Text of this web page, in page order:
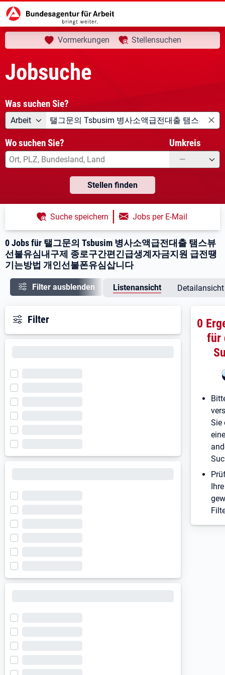
Startseite Jobsuche aktuelle Seite:
Ihre Suche
Vormerkungen Stellensuchen
Jobsuche
Was suchen Sie?
Angebotsart
Arbeit Was suchen Sie?
Wo suchen Sie? Umkreis
—
Stellen finden
0 Jobs für 탤그문의 Tsbusim 병사소액급전대출 탬스뷰
선불유심내구제 종로구간편긴급생계자금지원 급전땡
기는방법 개인선불폰유심삽니다
Suche speichern | Jobs per E-Mail
Filter ausblenden Listenansicht Detailansicht
Filter
0
für
Sie
Ihre